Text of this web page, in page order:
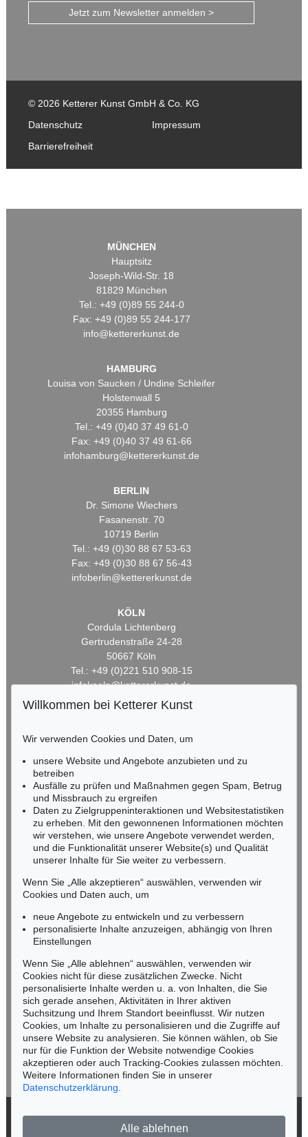
Jetzt zum Newsletter anmelden >
© 2026 Ketterer Kunst GmbH & Co. KG
Datenschutz
Impressum
Barrierefreiheit
MÜNCHEN
Hauptsitz
Joseph-Wild-Str. 18
81829 München
Tel.: +49 (0)89 55 244-0
Fax: +49 (0)89 55 244-177
info@kettererkunst.de
HAMBURG
Louisa von Saucken / Undine Schleifer
Holstenwall 5
20355 Hamburg
Tel.: +49 (0)40 37 49 61-0
Fax: +49 (0)40 37 49 61-66
infohamburg@kettererkunst.de
BERLIN
Dr. Simone Wiechers
Fasanenstr. 70
10719 Berlin
Tel.: +49 (0)30 88 67 53-63
Fax: +49 (0)30 88 67 56-43
infoberlin@kettererkunst.de
KÖLN
Cordula Lichtenberg
Gertrudenstraße 24-28
50667 Köln
Tel.: +49 (0)221 510 908-15
infokoeln@kettererkunst.de
HESSEN
Miriam Heß
Tel.: +49 (0)62 21 58 80-038
Fax: +49 (0)62 21 58 80-595
infoheidelberg@kettererkunst.de
NORDDEUTSCHLAND
Nico Kassel, M.A.
Mobil: +49 (0)171 8618661
n.kassel@kettererkunst.de
Keine Auktion mehr verpassen!
Wir informieren Sie rechtzeitig.
Jetzt zum Newsletter anmelden >
Willkommen bei Ketterer Kunst
Wir verwenden Cookies und Daten, um
unsere Website und Angebote anzubieten und zu
betreiben
Ausfälle zu prüfen und Maßnahmen gegen Spam, Betrug
und Missbrauch zu ergreifen
Daten zu Zielgruppeninteraktionen und Websitestatistiken
zu erheben. Mit den gewonnenen Informationen möchten
wir verstehen, wie unsere Angebote verwendet werden,
und die Funktionalität unserer Website(s) und Qualität
unserer Inhalte für Sie weiter zu verbessern.
Wenn Sie „Alle akzeptieren“ auswählen, verwenden wir
Cookies und Daten auch, um
neue Angebote zu entwickeln und zu verbessern
personalisierte Inhalte anzuzeigen, abhängig von Ihren
Einstellungen
Wenn Sie „Alle ablehnen“ auswählen, verwenden wir
Cookies nicht für diese zusätzlichen Zwecke. Nicht
personalisierte Inhalte werden u. a. von Inhalten, die Sie
sich gerade ansehen, Aktivitäten in Ihrer aktiven
Suchsitzung und Ihrem Standort beeinflusst. Wir nutzen
Cookies, um Inhalte zu personalisieren und die Zugriffe auf
unsere Website zu analysieren. Sie können wählen, ob Sie
nur für die Funktion der Website notwendige Cookies
akzeptieren oder auch Tracking-Cookies zulassen möchten.
Weitere Informationen finden Sie in unserer
Datenschutzerklärung
Alle ablehnen